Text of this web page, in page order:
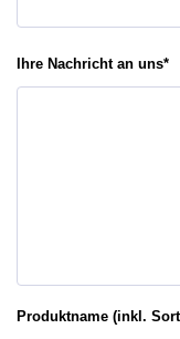
Ihre Nachricht an uns*
Produktname (inkl.